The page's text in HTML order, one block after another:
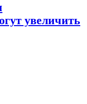
увеличить